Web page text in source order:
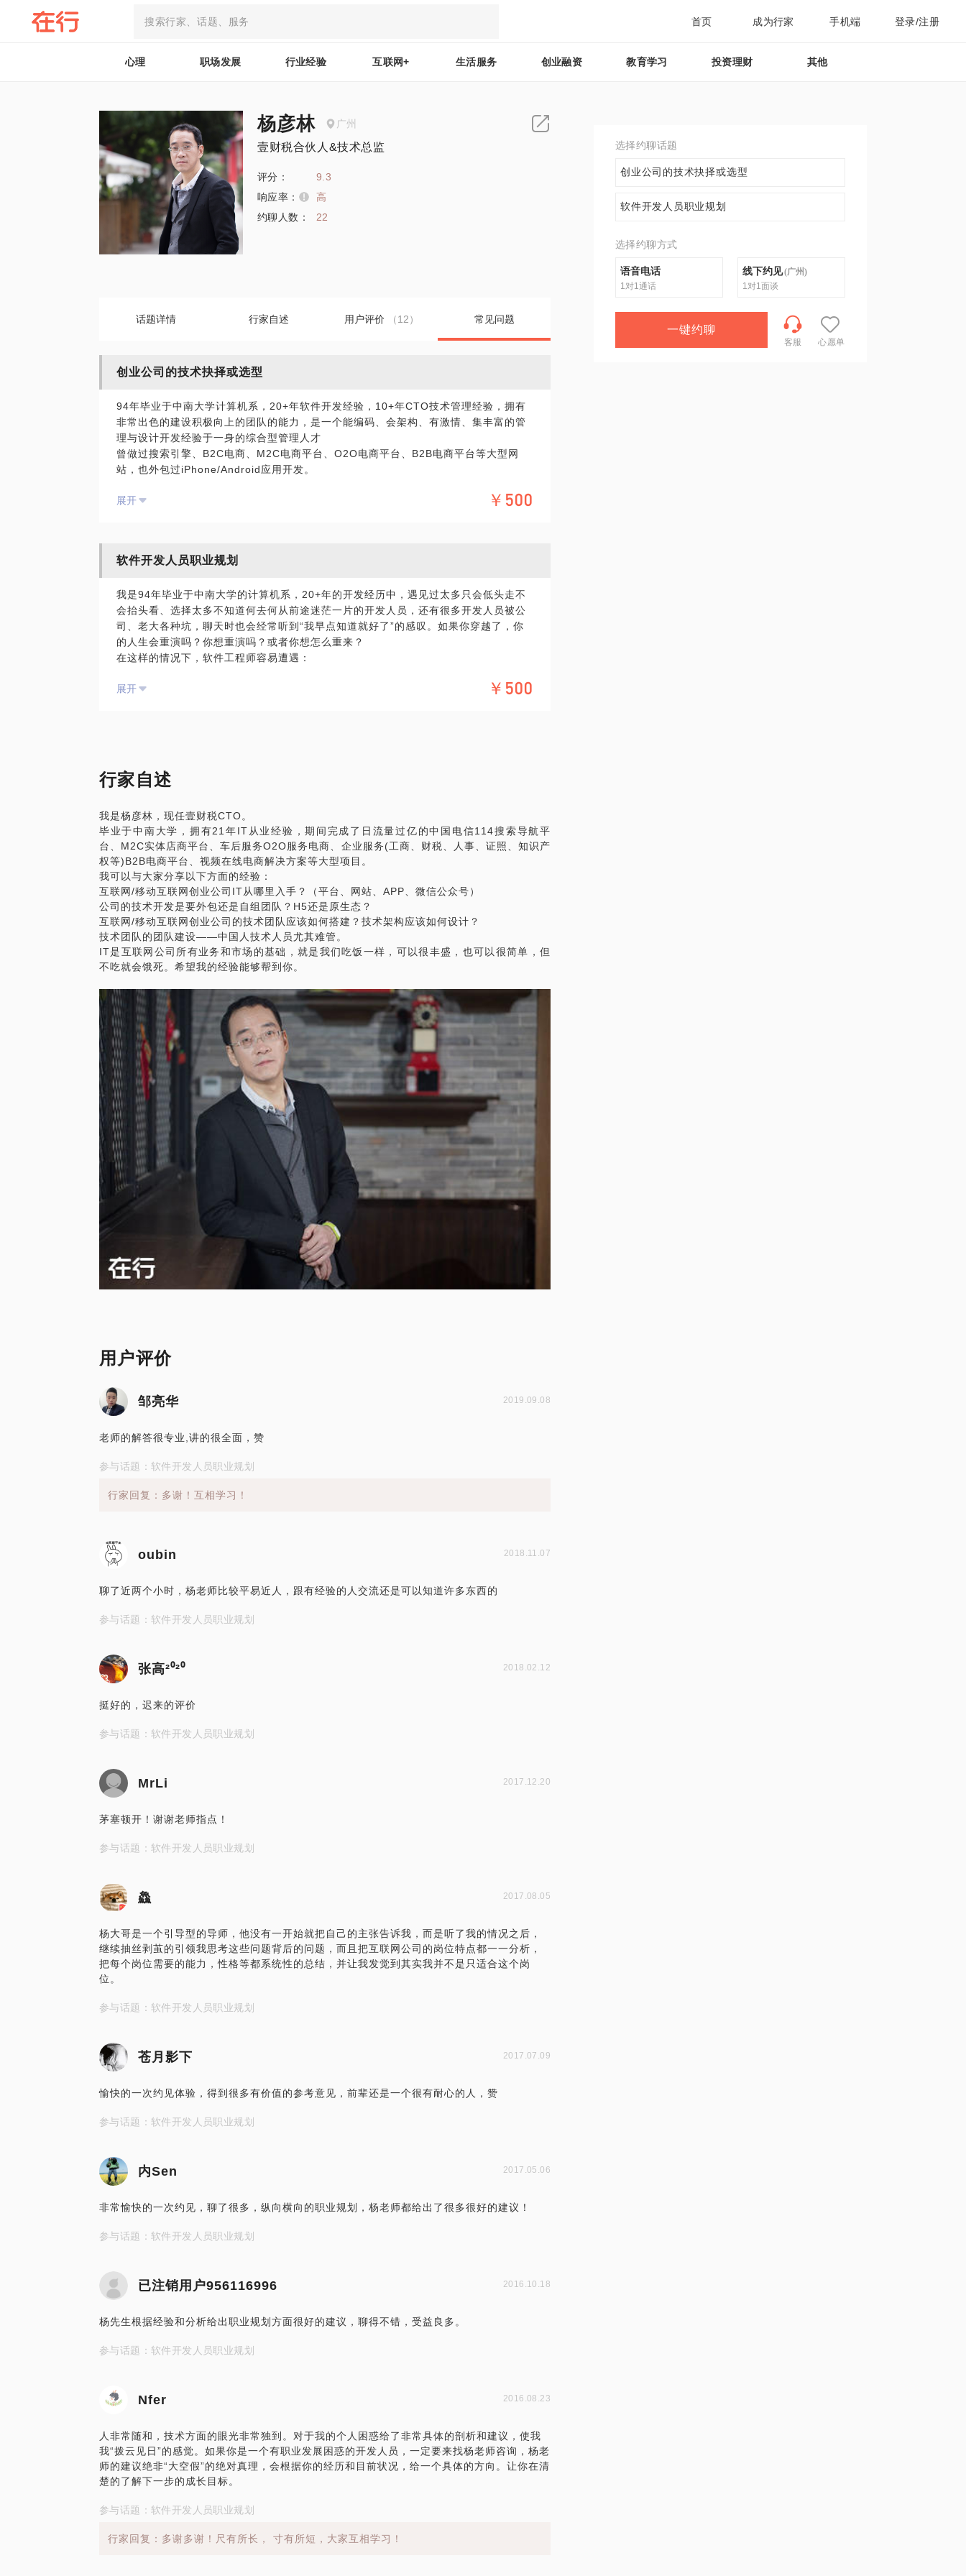
首页 成为行家 手机端 登录/注册
心理 职场发展 行业经验 互联网+ 生活服务 创业融资 教育学习 投资理财 其他
杨彦林 广州
壹财税合伙人&技术总监
评分：
9.3
响应率：
高
约聊人数：
22
话题详情 行家自述 用户评价 （12） 常见问题
创业公司的技术抉择或选型
94年毕业于中南大学计算机系，20+年软件开发经验，10+年CTO技术管理经验，拥有
非常出色的建设积极向上的团队的能力，是一个能编码、会架构、有激情、集丰富的管
理与设计开发经验于一身的综合型管理人才
曾做过搜索引擎、B2C电商、M2C电商平台、O2O电商平台、B2B电商平台等大型网
站，也外包过iPhone/Android应用开发。
项目的技术可行性分析
如何选择技术方向？Java？PHP？Python？抑或其他？
题。请把你的问题提前发给我，方便我做更精确的准备，提升见面效率。期待与你的见
面。
展开 ￥500
软件开发人员职业规划
我是94年毕业于中南大学的计算机系，20+年的开发经历中，遇见过太多只会低头走不
会抬头看、选择太多不知道何去何从前途迷茫一片的开发人员，还有很多开发人员被公
司、老大各种坑，聊天时也会经常听到“我早点知道就好了”的感叹。如果你穿越了，你
的人生会重演吗？你想重演吗？或者你想怎么重来？
在这样的情况下，软件工程师容易遭遇：
要如何选择？
发生了。
我愿意与你分享的内容包括：
技能提高建议；
面试、从业选择建议。
PS.在选择与我见面前，请把你的问题更具体化。毕竟一小时的谈话只能解决一个小问
题。请把你的问题提前发给我，方便我做更精确的准备，提升见面效率。期待与你的见
面。
展开 ￥500
行家自述
我是杨彦林，现任壹财税CTO。
毕业于中南大学，拥有21年IT从业经验，期间完成了日流量过亿的中国电信114搜索导航平
台、M2C实体店商平台、车后服务O2O服务电商、企业服务(工商、财税、人事、证照、知识产
权等)B2B电商平台、视频在线电商解决方案等大型项目。
我可以与大家分享以下方面的经验：
互联网/移动互联网创业公司IT从哪里入手？（平台、网站、APP、微信公众号）
公司的技术开发是要外包还是自组团队？H5还是原生态？
互联网/移动互联网创业公司的技术团队应该如何搭建？技术架构应该如何设计？
技术团队的团队建设——中国人技术人员尤其难管。
IT是互联网公司所有业务和市场的基础，就是我们吃饭一样，可以很丰盛，也可以很简单，但
不吃就会饿死。希望我的经验能够帮到你。
用户评价
邹亮华 2019.09.08
老师的解答很专业,讲的很全面，赞
参与话题：软件开发人员职业规划
行家回复：多谢！互相学习！
oubin 2018.11.07
聊了近两个小时，杨老师比较平易近人，跟有经验的人交流还是可以知道许多东西的
参与话题：软件开发人员职业规划
张高²⁰²⁰ 2018.02.12
挺好的，迟来的评价
参与话题：软件开发人员职业规划
MrLi 2017.12.20
茅塞顿开！谢谢老师指点！
参与话题：软件开发人员职业规划
鱻 2017.08.05
杨大哥是一个引导型的导师，他没有一开始就把自己的主张告诉我，而是听了我的情况之后，
继续抽丝剥茧的引领我思考这些问题背后的问题，而且把互联网公司的岗位特点都一一分析，
把每个岗位需要的能力，性格等都系统性的总结，并让我发觉到其实我并不是只适合这个岗
位。
参与话题：软件开发人员职业规划
苍月影下 2017.07.09
愉快的一次约见体验，得到很多有价值的参考意见，前辈还是一个很有耐心的人，赞
参与话题：软件开发人员职业规划
内Sen 2017.05.06
非常愉快的一次约见，聊了很多，纵向横向的职业规划，杨老师都给出了很多很好的建议！
参与话题：软件开发人员职业规划
已注销用户956116996 2016.10.18
杨先生根据经验和分析给出职业规划方面很好的建议，聊得不错，受益良多。
参与话题：软件开发人员职业规划
Nfer 2016.08.23
人非常随和，技术方面的眼光非常独到。对于我的个人困惑给了非常具体的剖析和建议，使我
我“拨云见日”的感觉。如果你是一个有职业发展困惑的开发人员，一定要来找杨老师咨询，杨老
师的建议绝非“大空假”的绝对真理，会根据你的经历和目前状况，给一个具体的方向。让你在清
楚的了解下一步的成长目标。
参与话题：软件开发人员职业规划
行家回复：多谢多谢！尺有所长， 寸有所短，大家互相学习！
选择约聊话题
创业公司的技术抉择或选型
软件开发人员职业规划
选择约聊方式
语音电话
1对1通话
线下约见(广州)
1对1面谈
一键约聊
客服 心愿单